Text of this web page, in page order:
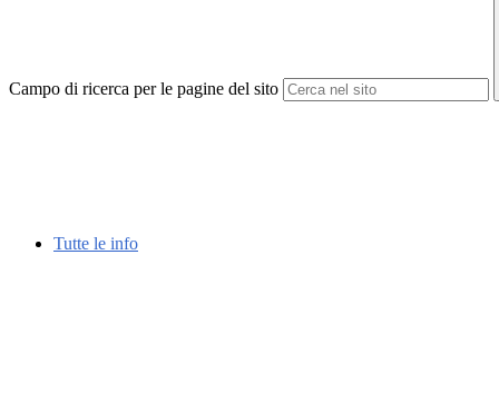
Campo di ricerca per le pagine del sito
Tutte le info